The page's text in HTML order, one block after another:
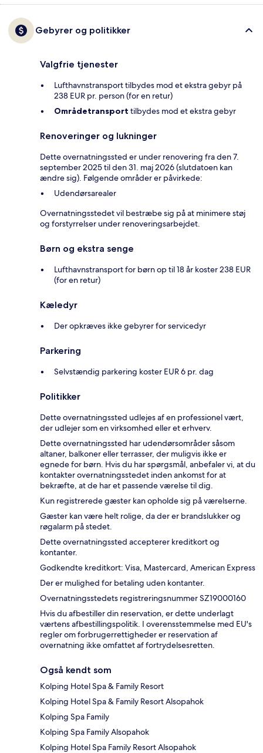
Gebyrer og politikker
Valgfrie tjenester
Lufthavnstransport tilbydes mod et ekstra gebyr på
238 EUR pr. person (for en retur)
Områdetransport tilbydes mod et ekstra gebyr
Renoveringer og lukninger
Dette overnatningssted er under renovering fra den 7.
september 2025 til den 31. maj 2026 (slutdatoen kan
ændre sig). Følgende områder er påvirkede:
Udendørsarealer
Overnatningsstedet vil bestræbe sig på at minimere støj
og forstyrrelser under renoveringsarbejdet.
Børn og ekstra senge
Lufthavnstransport for børn op til 18 år koster 238 EUR
(for en retur)
Kæledyr
Der opkræves ikke gebyrer for servicedyr
Parkering
Selvstændig parkering koster EUR 6 pr. dag
Politikker
Dette overnatningssted udlejes af en professionel vært,
der udlejer som en virksomhed eller et erhverv.
Dette overnatningssted har udendørsområder såsom
altaner, balkoner eller terrasser, der muligvis ikke er
egnede for børn. Hvis du har spørgsmål, anbefaler vi, at du
kontakter overnatningsstedet inden ankomst for at
bekræfte, at de har et passende værelse til dig.
Kun registrerede gæster kan opholde sig på værelserne.
Gæster kan være helt rolige, da der er brandslukker og
røgalarm på stedet.
Dette overnatningssted accepterer kreditkort og
kontanter.
Godkendte kreditkort: Visa, Mastercard, American Express
Der er mulighed for betaling uden kontanter.
Overnatningsstedets registreringsnummer SZ19000160
Hvis du afbestiller din reservation, er dette underlagt
værtens afbestillingspolitik. I overensstemmelse med EU's
regler om forbrugerrettigheder er reservation af
overnatning ikke omfattet af fortrydelsesretten.
Også kendt som
Kolping Hotel Spa & Family Resort
Kolping Hotel Spa & Family Resort Alsopahok
Kolping Spa Family
Kolping Spa Family Alsopahok
Kolping Hotel Spa Family Resort Alsopahok